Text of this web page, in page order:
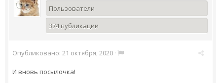
Пользователи
374 публикации
Опубликовано: 21 октября, 2020 ·
И вновь посылочка!